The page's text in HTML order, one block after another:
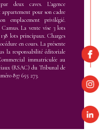
deux caves. L'agence
pour son cadre
emplacement privilégié.
Camus. La vente vise 3 lots
lots principaux. Charges
en cours. La présente
la responsabilité éditoriale
immatriculée au
(RSAC) du Tribunal de
837 655 273.